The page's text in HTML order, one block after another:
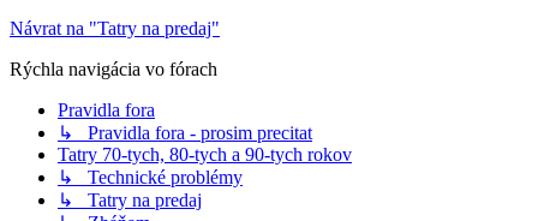
Návrat na "Tatry na predaj"
Rýchla navigácia vo fórach
Pravidla fora
↳ Pravidla fora - prosim precitat
Tatry 70-tych, 80-tych a 90-tych rokov
↳ Technické problémy
↳ Tatry na predaj